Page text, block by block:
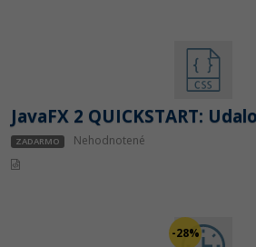
JavaFX 2 QUICKSTART:
ZADARMO Nehodnotené
-28%